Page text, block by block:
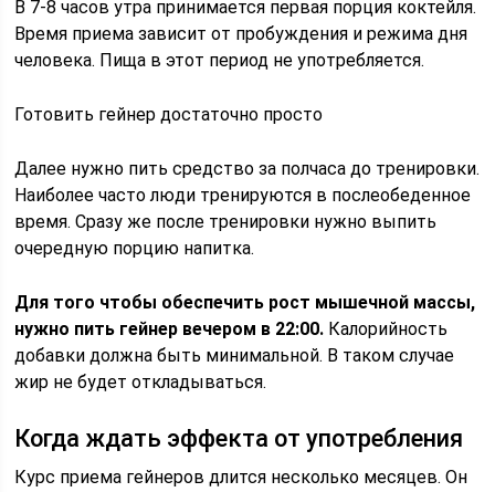
В 7-8 часов утра принимается первая порция коктейля.
Время приема зависит от пробуждения и режима дня
человека. Пища в этот период не употребляется.
Готовить гейнер достаточно просто
Далее нужно пить средство за полчаса до тренировки.
Наиболее часто люди тренируются в послеобеденное
время. Сразу же после тренировки нужно выпить
очередную порцию напитка.
Для того чтобы обеспечить рост мышечной массы,
нужно пить гейнер вечером в 22:00. Калорийность
добавки должна быть минимальной. В таком случае
жир не будет откладываться.
Когда ждать эффекта от употребления
Курс приема гейнеров длится несколько месяцев. Он